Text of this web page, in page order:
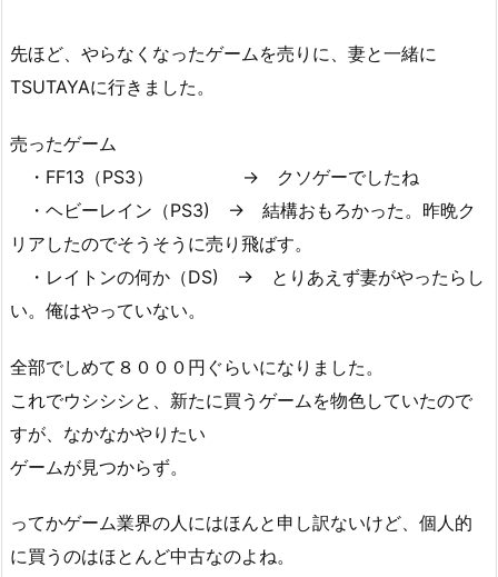
先ほど、やらなくなったゲームを売りに、妻と一緒に
TSUTAYAに行きました。
売ったゲーム
・FF13（PS3） → クソゲーでしたね
・ヘビーレイン（PS3) → 結構おもろかった。昨晩ク
リアしたのでそうそうに売り飛ばす。
・レイトンの何か（DS) → とりあえず妻がやったらし
い。俺はやっていない。
全部でしめて８０００円ぐらいになりました。
これでウシシシと、新たに買うゲームを物色していたので
すが、なかなかやりたい
ゲームが見つからず。
ってかゲーム業界の人にはほんと申し訳ないけど、個人的
に買うのはほとんど中古なのよね。